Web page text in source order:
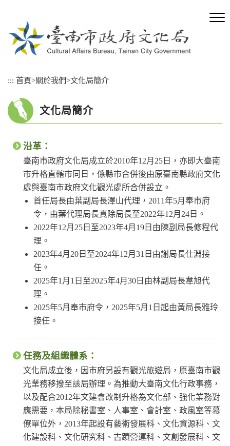
::: 首頁>關於我們>文化局簡介
文化局簡介
沿革：
臺南市政府文化局成立於2010年12月25日，亦即大臺南
市升格直轄市同日，係縣市合併後由原臺南縣政府文化
處與臺南市政府文化觀光處所合併設立。
首任局長由葉副局長澤山代理，2011年5月奉市府
令，由葉代理局長真除局長至2022年12月24日。
2022年12月25日至2023年4月19日由陳副局長修程代
理。
2023年4月20日至2024年12月31日由謝局長仕淵接
任。
2025年1月1日至2025年4月30日由林副局長韋旭代
理。
2025年5月奉市府令，2025年5月1日起由黃局長雅玲
接任。
任務及組織體系：
文化局成立後，因市府另設有觀光旅遊局，原臺南市觀
光業務移撥至該局辦理。為推動大臺南文化行政事務，
以及配合2012年文建會改制升格為文化部、強化業務對
應需要，本局除秘書室、人事室、會計室、政風室等幕
僚單位外，2013年起設有藝術發展科、文化資源科、文
化建設科、文化研究科、古蹟營運科、文創發展科、文